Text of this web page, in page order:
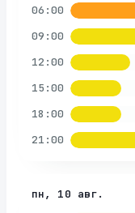
06:00
09:00
12:00
15:00
18:00
21:00
пн, 10 авг.